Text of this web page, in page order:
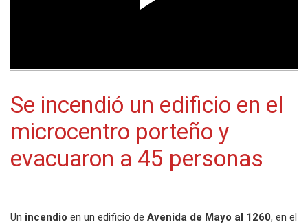
Se incendió un edificio en el
microcentro porteño y
evacuaron a 45 personas
Un incendio en un edificio de Avenida de Mayo al 1260, en el